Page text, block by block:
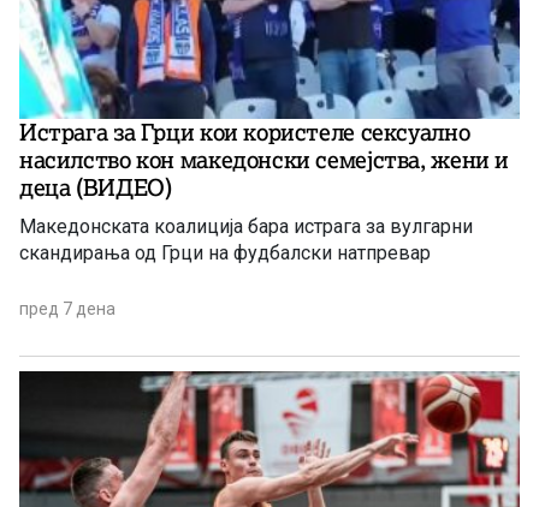
Истрага за Грци кои користеле сексуално
насилство кон македонски семејства, жени и
деца (ВИДЕО)
Македонската коалиција бара истрага за вулгарни
скандирања од Грци на фудбалски натпревар
пред 7 дена